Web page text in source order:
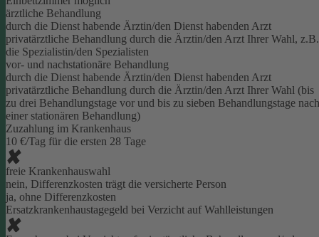
ärztliche Behandlung
durch die Dienst habende Ärztin/den Dienst habenden Arzt
privatärztliche Behandlung durch die Ärztin/den Arzt Ihrer Wahl, z.B.
die Spezialistin/den Spezialisten
vor- und nachstationäre Behandlung
durch die Dienst habende Ärztin/den Dienst habenden Arzt
privatärztliche Behandlung durch die Ärztin/den Arzt Ihrer Wahl (bis
zu drei Behandlungstage vor und bis zu sieben Behandlungstage nach
einer stationären Behandlung)
Zuzahlung im Krankenhaus
10 €/Tag für die ersten 28 Tage
freie Krankenhauswahl
nein, Differenzkosten trägt die versicherte Person
ja, ohne Differenzkosten
Ersatzkrankenhaustagegeld bei Verzicht auf Wahlleistungen